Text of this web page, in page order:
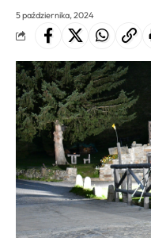
5 października, 2024